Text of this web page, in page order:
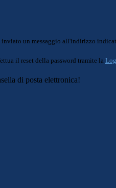
inviato un messaggio all'indirizzo
il reset della password tramite la
di posta elettronica!